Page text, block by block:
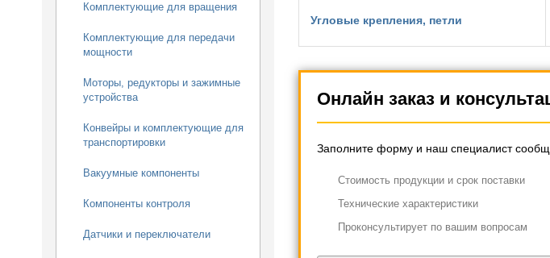
Комплектующие для вращения
Комплектующие для передачи
мощности
Моторы, редукторы и зажимные
устройства
Конвейры и комплектующие для
транспортировки
Вакуумные компоненты
Компоненты контроля
Датчики и переключатели
Угловые крепления, петли
Онлайн заказ и
Заполните форму и наш специалист
Cтоимость продукции и срок поставки
Технические характеристики
Проконсультирует по вашим вопросам